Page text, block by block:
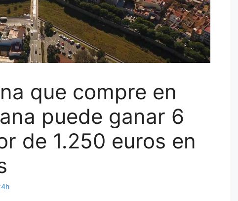
que compre en
puede ganar 6
de 1.250 euros en